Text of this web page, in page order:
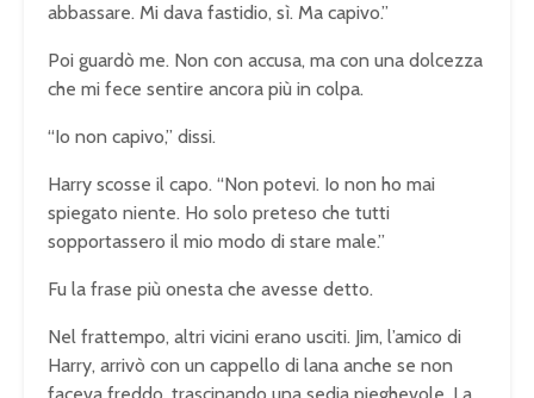
abbassare. Mi dava fastidio, sì. Ma capivo.”
Poi guardò me. Non con accusa, ma con una dolcezza
che mi fece sentire ancora più in colpa.
“Io non capivo,” dissi.
Harry scosse il capo. “Non potevi. Io non ho mai
spiegato niente. Ho solo preteso che tutti
sopportassero il mio modo di stare male.”
Fu la frase più onesta che avesse detto.
Nel frattempo, altri vicini erano usciti. Jim, l’amico di
Harry, arrivò con un cappello di lana anche se non
faceva freddo, trascinando una sedia pieghevole. La